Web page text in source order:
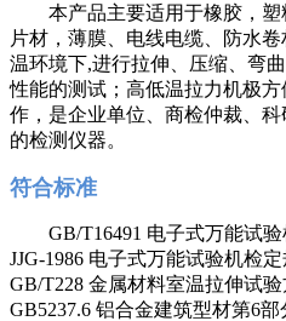
本产品主要适用于橡胶，塑
片材，薄膜、电线电缆、防水
温环境下,进行拉伸、压缩、弯
性能的测试；高低温拉力机极
作，是企业单位、商检仲裁、
的检测仪器。
符合标准
GB/T16491 电子式万能试
JJG-1986 电子式万能试验机检
GB/T228 金属材料室温拉伸试
GB5237.6 铝合金建筑型材第6